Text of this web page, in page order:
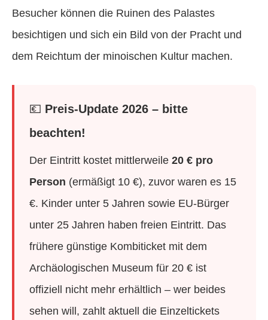
Besucher können die Ruinen des Palastes
besichtigen und sich ein Bild von der Pracht und
dem Reichtum der minoischen Kultur machen.
💶 Preis-Update 2026 – bitte
beachten!
Der Eintritt kostet mittlerweile 20 € pro
Person (ermäßigt 10 €), zuvor waren es 15
€. Kinder unter 5 Jahren sowie EU-Bürger
unter 25 Jahren haben freien Eintritt. Das
frühere günstige Kombiticket mit dem
Archäologischen Museum für 20 € ist
offiziell nicht mehr erhältlich – wer beides
sehen will, zahlt aktuell die Einzeltickets